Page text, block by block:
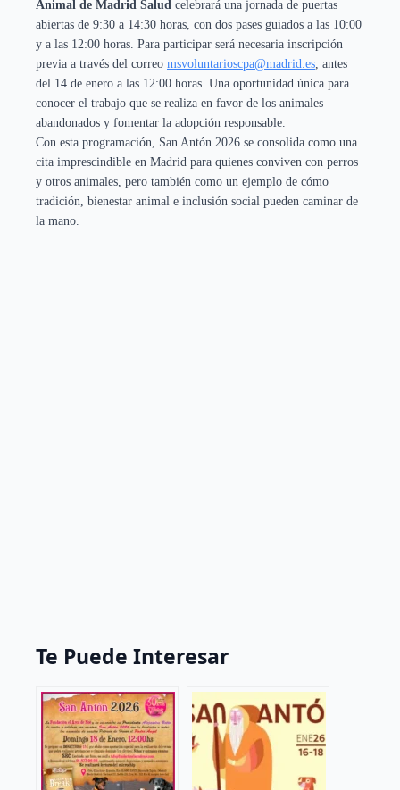
Animal de Madrid Salud celebrará una jornada de puertas
abiertas de 9:30 a 14:30 horas, con dos pases guiados a las 10:00
y a las 12:00 horas. Para participar será necesaria inscripción
previa a través del correo msvoluntarioscpa@madrid.es, antes
del 14 de enero a las 12:00 horas. Una oportunidad única para
conocer el trabajo que se realiza en favor de los animales
abandonados y fomentar la adopción responsable.
Con esta programación, San Antón 2026 se consolida como una
cita imprescindible en Madrid para quienes conviven con perros
y otros animales, pero también como un ejemplo de cómo
tradición, bienestar animal e inclusión social pueden caminar de
la mano.
Te Puede Interesar